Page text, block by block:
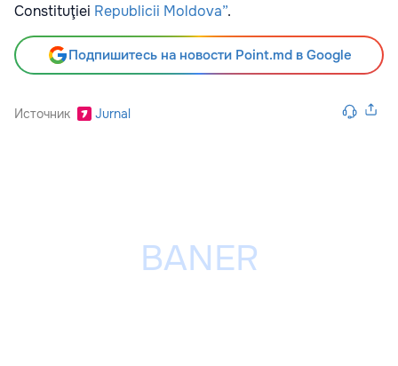
Constituţiei Republicii Moldova”.
Подпишитесь на новости Point.md в Google
Источник Jurnal